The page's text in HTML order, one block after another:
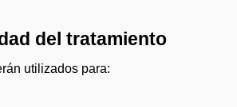
del tratamiento
utilizados para: